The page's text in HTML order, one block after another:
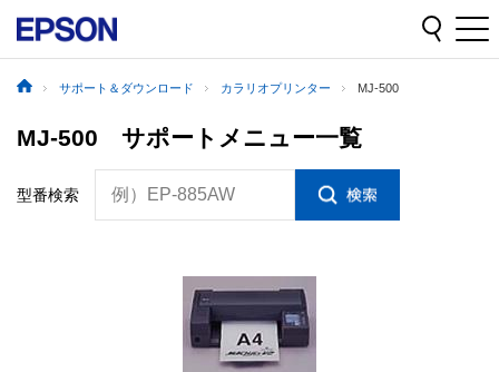
サポート＆ダウンロード カラリオプリンター MJ-500
MJ-500 サポートメニュー一覧
型番検索 例）EP-885AW